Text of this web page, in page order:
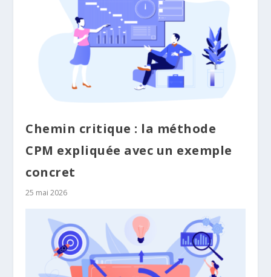
Chemin critique : la méthode
CPM expliquée avec un exemple
concret
25 mai 2026